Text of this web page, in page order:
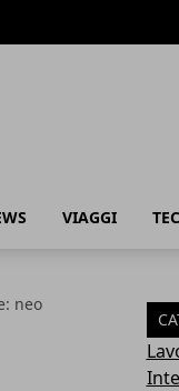
VIAGGI
neo